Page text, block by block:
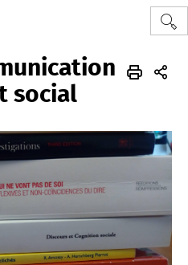
de recherche
social
social